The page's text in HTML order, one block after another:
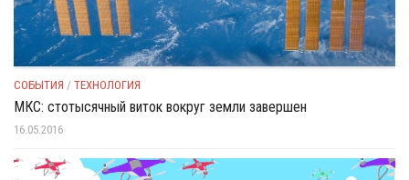
СОБЫТИЯ / ТЕХНОЛОГИЯ
МКС: стотысячный виток вокруг земли завершен
16.05.2016